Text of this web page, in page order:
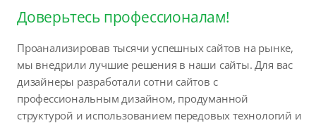
Доверьтесь профессионалам!
Проанализировав тысячи успешных сайтов на рынке,
мы внедрили лучшие решения в наши сайты. Для вас
дизайнеры разработали сотни сайтов с
профессиональным дизайном, продуманной
структурой и использованием передовых технологий и